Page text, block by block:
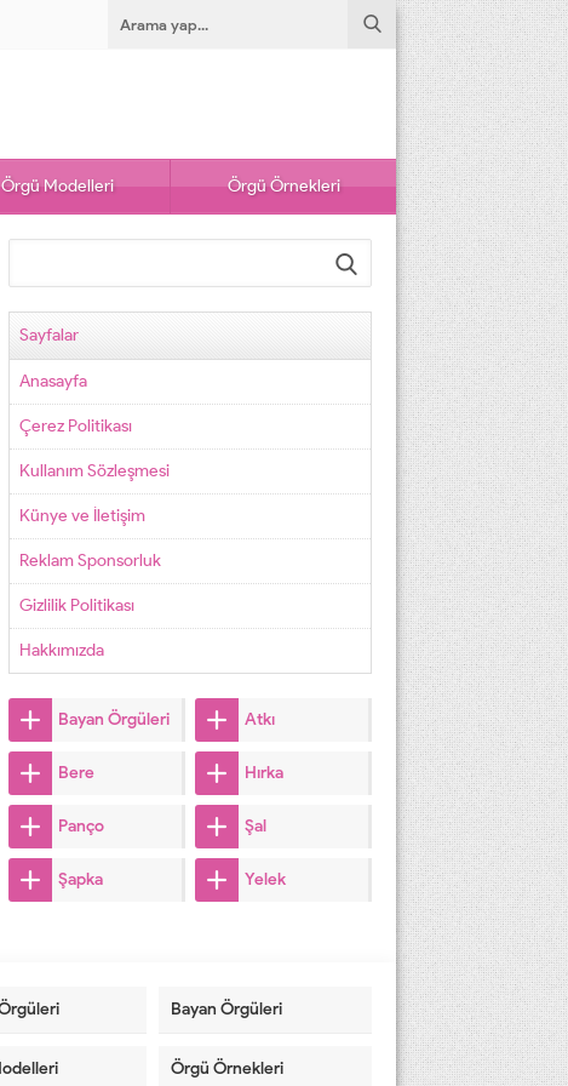
Örgü Modelleri Örgü Örnekleri
Sayfalar
Anasayfa
Çerez Politikası
Kullanım Sözleşmesi
Künye ve İletişim
Reklam Sponsorluk
Gizlilik Politikası
Hakkımızda
Bayan Örgüleri Atkı
Bere Hırka
Panço Şal
Şapka Yelek
Bayan Örgüleri
Örgü Örnekleri